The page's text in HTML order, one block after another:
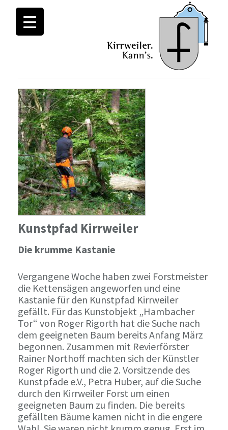
Kunstpfad Kirrweiler
Die krumme Kastanie
Vergangene Woche haben zwei Forstmeister
die Kettensägen angeworfen und eine
Kastanie für den Kunstpfad Kirrweiler
gefällt. Für das Kunstobjekt „Hambacher
Tor“ von Roger Rigorth hat die Suche nach
dem geeigneten Baum bereits Anfang März
begonnen. Zusammen mit Revierförster
Rainer Northoff machten sich der Künstler
Roger Rigorth und die 2. Vorsitzende des
Kunstpfade e.V., Petra Huber, auf die Suche
durch den Kirrweiler Forst um einen
geeigneten Baum zu finden. Die bereits
gefällten Bäume kamen nicht in die engere